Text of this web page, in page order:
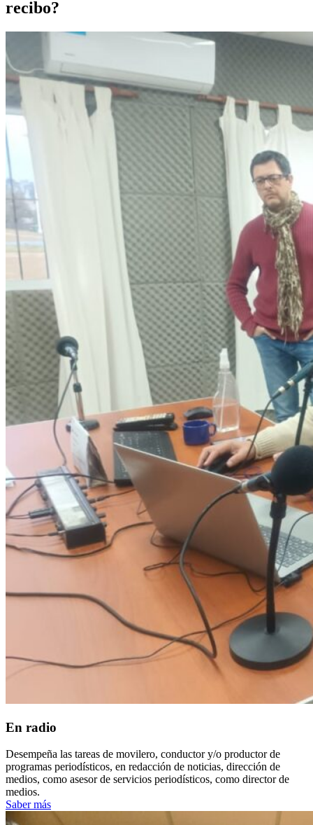
recibo?
En radio
Desempeña las tareas de movilero, conductor y/o productor de
programas periodísticos, en redacción de noticias, dirección de
medios, como asesor de servicios periodísticos, como director de
medios.
Saber más